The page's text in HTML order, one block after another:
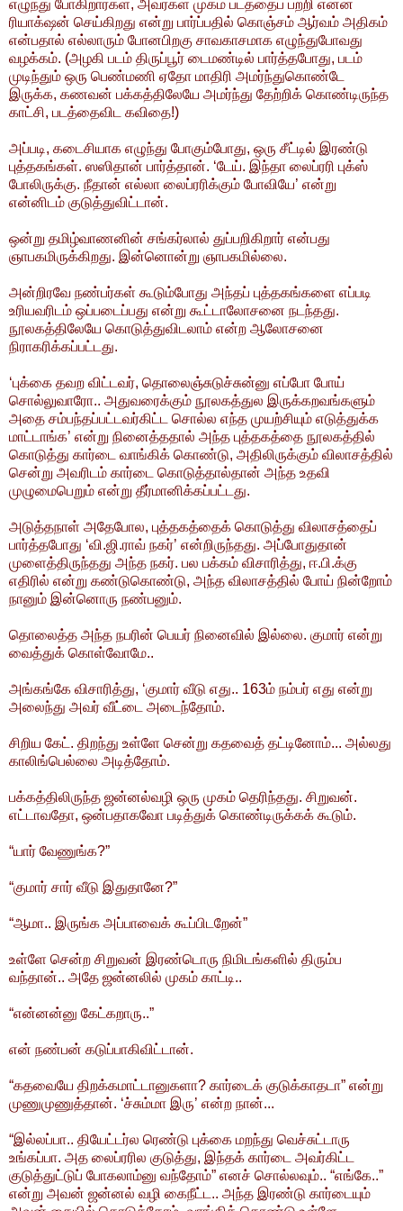
எழுந்து போகிறார்கள், அவர்கள் முகம் படத்தைப் பற்றி என்ன
ரியாக்‌ஷன் செய்கிறது என்று பார்ப்பதில் கொஞ்சம் ஆர்வம் அதிகம்
என்பதால் எல்லாரும் போனபிறகு சாவகாசமாக எழுந்துபோவது
வழக்கம். (அழகி படம் திருப்பூர் டைமண்டில் பார்த்தபோது, படம்
முடிந்தும் ஒரு பெண்மணி ஏதோ மாதிரி அமர்ந்துகொண்டே
இருக்க, கணவன் பக்கத்திலேயே அமர்ந்து தேற்றிக் கொண்டிருந்த
காட்சி, படத்தைவிட கவிதை!)
அப்படி, கடைசியாக எழுந்து போகும்போது, ஒரு சீட்டில் இரண்டு
புத்தகங்கள். ஸஸிதான் பார்த்தான். ‘டேய். இந்தா லைப்ரரி புக்ஸ்
போலிருக்கு. நீதான் எல்லா லைப்ரரிக்கும் போவியே’ என்று
என்னிடம் குடுத்துவிட்டான்.
ஒன்று தமிழ்வாணனின் சங்கர்லால் துப்பறிகிறார் என்பது
ஞாபகமிருக்கிறது. இன்னொன்று ஞாபகமில்லை.
அன்றிரவே நண்பர்கள் கூடும்போது அந்தப் புத்தகங்களை எப்படி
உரியவரிடம் ஒப்படைப்பது என்று கூட்டாலோசனை நடந்தது.
நூலகத்திலேயே கொடுத்துவிடலாம் என்ற ஆலோசனை
நிராகரிக்கப்பட்டது.
‘புக்கை தவற விட்டவர், தொலைஞ்சுடுச்சுன்னு எப்போ போய்
சொல்லுவாரோ.. அதுவரைக்கும் நூலகத்துல இருக்கறவங்களும்
அதை சம்பந்தப்பட்டவர்கிட்ட சொல்ல எந்த முயற்சியும் எடுத்துக்க
மாட்டாங்க’ என்று நினைத்ததால் அந்த புத்தகத்தை நூலகத்தில்
கொடுத்து கார்டை வாங்கிக் கொண்டு, அதிலிருக்கும் விலாசத்தில்
சென்று அவரிடம் கார்டை கொடுத்தால்தான் அந்த உதவி
முழுமைபெறும் என்று தீர்மானிக்கப்பட்டது.
அடுத்தநாள் அதேபோல, புத்தகத்தைக் கொடுத்து விலாசத்தைப்
பார்த்தபோது ‘வி.ஜி.ராவ் நகர்’ என்றிருந்தது. அப்போதுதான்
முளைத்திருந்தது அந்த நகர். பல பக்கம் விசாரித்து, ஈ.பி.க்கு
எதிரில் என்று கண்டுகொண்டு, அந்த விலாசத்தில் போய் நின்றோம்
நானும் இன்னொரு நண்பனும்.
தொலைத்த அந்த நபரின் பெயர் நினைவில் இல்லை. குமார் என்று
வைத்துக் கொள்வோமே..
அங்கங்கே விசாரித்து, ‘குமார் வீடு எது.. 163ம் நம்பர் எது என்று
அலைந்து அவர் வீட்டை அடைந்தோம்.
சிறிய கேட். திறந்து உள்ளே சென்று கதவைத் தட்டினோம்... அல்லது
காலிங்பெல்லை அடித்தோம்.
பக்கத்திலிருந்த ஜன்னல்வழி ஒரு முகம் தெரிந்தது. சிறுவன்.
எட்டாவதோ, ஒன்பதாகவோ படித்துக் கொண்டிருக்கக் கூடும்.
“யார் வேணுங்க?”
“குமார் சார் வீடு இதுதானே?”
“ஆமா.. இருங்க அப்பாவைக் கூப்பிடறேன்”
உள்ளே சென்ற சிறுவன் இரண்டொரு நிமிடங்களில் திரும்ப
வந்தான்.. அதே ஜன்னலில் முகம் காட்டி..
“என்னன்னு கேட்கறாரு..”
என் நண்பன் கடுப்பாகிவிட்டான்.
“கதவையே திறக்கமாட்டானுகளா? கார்டைக் குடுக்காதடா” என்று
முணுமுணுத்தான். ‘ச்சும்மா இரு’ என்ற நான்...
“இல்லப்பா.. தியேட்டர்ல ரெண்டு புக்கை மறந்து வெச்சுட்டாரு
உங்கப்பா. அத லைப்ரரில குடுத்து, இந்தக் கார்டை அவர்கிட்ட
குடுத்துட்டுப் போகலாம்னு வந்தோம்” எனச் சொல்லவும்.. “எங்கே..”
என்று அவன் ஜன்னல் வழி கைநீட்ட.. அந்த இரண்டு கார்டையும்